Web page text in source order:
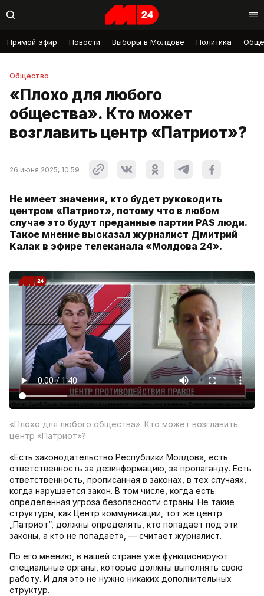
Прямой эфир Новости Выборы в Молдове Политика
Общество
«Плохо для любого
общества». Кто может
возглавить центр «Патриот»?
26 июня 2025, 10:59
Не имеет значения, кто будет руководить
центром «Патриот», потому что в любом
случае это будут преданные партии PAS люди.
Такое мнение высказал журналист Дмитрий
Калак в эфире телеканала «Молдова 24».
«Плохо для любого общества». Кто может возглавить
центр «Патриот»?
«Есть законодательство Республики Молдова, есть
ответственность за дезинформацию, за пропаганду. Есть
ответственность, прописанная в законах, в тех случаях,
когда нарушается закон. В том числе, когда есть
определенная угроза безопасности страны. Не такие
структуры, как Центр коммуникации, тот же центр
„Патриот“, должны определять, кто попадает под эти
законы, а кто не попадает», — считает журналист.
По его мнению, в нашей стране уже функционируют
специальные органы, которые должны выполнять свою
работу. И для это не нужно никаких дополнительных
структур.